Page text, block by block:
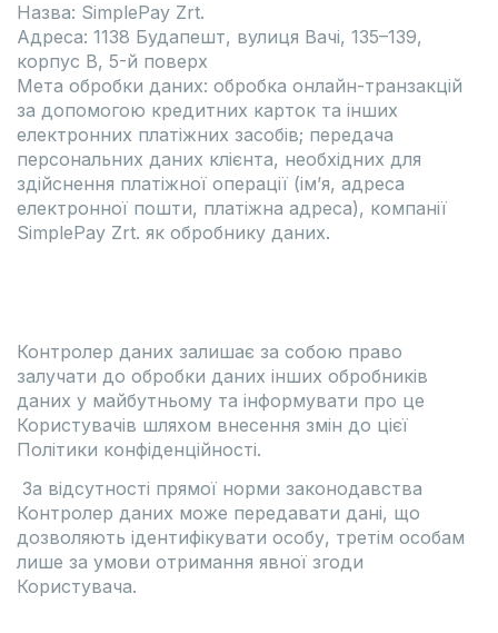
Назва: SimplePay Zrt.
Адреса: 1138 Будапешт, вулиця Вачі, 135–139,
корпус B, 5-й поверх
Мета обробки даних: обробка онлайн-транзакцій
за допомогою кредитних карток та інших
електронних платіжних засобів; передача
персональних даних клієнта, необхідних для
здійснення платіжної операції (ім’я, адреса
електронної пошти, платіжна адреса), компанії
SimplePay Zrt. як обробнику даних.
Контролер даних залишає за собою право
залучати до обробки даних інших обробників
даних у майбутньому та інформувати про це
Користувачів шляхом внесення змін до цієї
Політики конфіденційності.
За відсутності прямої норми законодавства
Контролер даних може передавати дані, що
дозволяють ідентифікувати особу, третім особам
лише за умови отримання явної згоди
Користувача.